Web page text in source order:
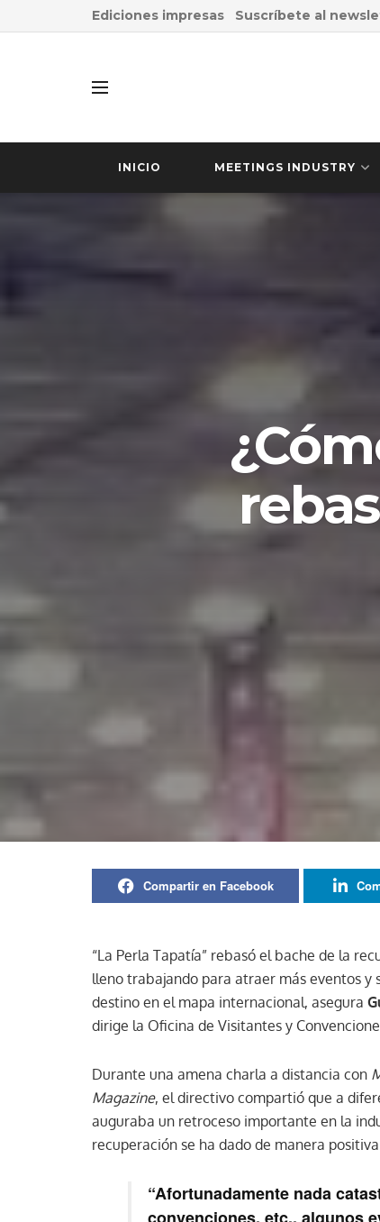
Ediciones impresas Suscríbete al
INICIO MEETINGS INDUSTRY
Compartir en Facebook
“La Perla Tapatía” rebasó el bache de la
lleno trabajando para atraer más eventos y
destino en el mapa internacional, asegura
dirige la Oficina de Visitantes y
Durante una amena charla a distancia con
Magazine, el directivo compartió que a
auguraba un retroceso importante en la
recuperación se ha dado de manera
“Afortunadamente nada